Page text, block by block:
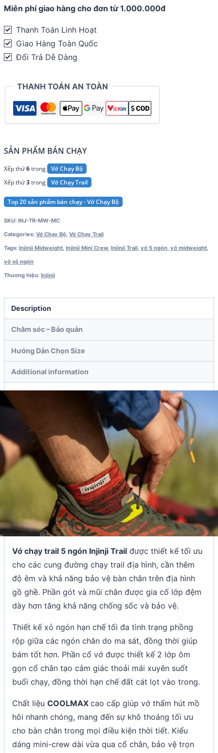
hình
Injinji
TRAIL
Midweight
quantity
Miễn phí giao hàng cho đơn từ 1.000.000đ
Thanh Toán Linh Hoạt
Giao Hàng Toàn Quốc
Đổi Trả Dễ Dàng
THANH TOÁN AN TOÀN
SẢN PHẨM BÁN CHẠY
Xếp thứ6trong
Vớ Chạy Bộ
Xếp thứ3trong Vớ Chạy Trail
Top 20 sản phẩm bán chạy - Vớ Chạy Bộ
SKU: INJ-TR-MW-MC
Categories: Vớ Chạy Bộ, Vớ Chạy Trail
Tags: Injinji Midweight, Injinji Mini Crew, Injinji Trail, vớ 5 ngón, vớ midweight,
vớ xỏ ngón
Thương hiệu: Injinji
Description
Chăm sóc – Bảo quản
Hướng Dẫn Chọn Size
Additional information
Vớ chạy trail 5 ngón Injinji Trail được thiết kế tối ưu
cho các cung đường chạy trail địa hình, cần thêm
độ êm và khả năng bảo vệ bàn chân trên địa hình
gồ ghề. Phần gót và mũi chân được gia cố lớp đệm
dày hơn tăng khả năng chống sốc và bảo vệ.
Thiết kế xỏ ngón hạn chế tối đa tình trạng phồng
rộp giữa các ngón chân do ma sát, đồng thời giúp
bám tốt hơn. Phần cổ vớ được thiết kế 2 lớp ôm
gọn cổ chân tạo cảm giác thoải mái xuyên suốt
buổi chạy, đồng thời hạn chế đất cát lọt vào trong.
Chất liệu COOLMAX cao cấp giúp vớ thấm hút mồ
hôi nhanh chóng, mang đến sự khô thoáng tối ưu
cho bàn chân trong mọi điều kiện thời tiết. Kiểu
dáng mini-crew dài vừa qua cổ chân, bảo vệ trọn